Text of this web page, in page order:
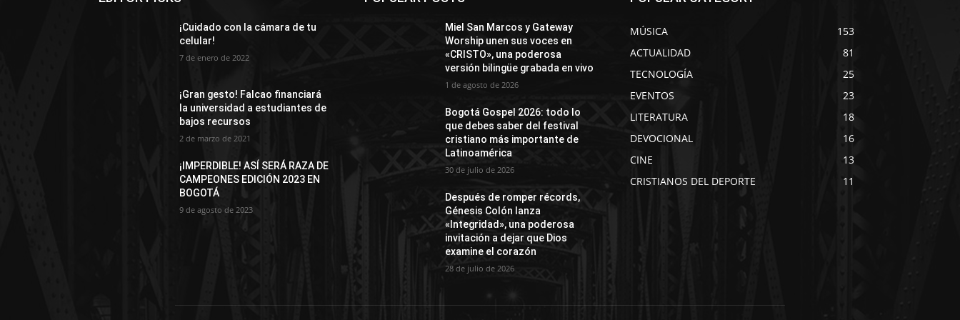
¡Cuidado con la cámara de tu
celular!
7 de enero de 2022
¡Gran gesto! Falcao financiará
la universidad a estudiantes de
bajos recursos
2 de marzo de 2021
¡IMPERDIBLE! ASÍ SERÁ RAZA DE
CAMPEONES EDICIÓN 2023 EN
BOGOTÁ
9 de agosto de 2023
Miel San Marcos y Gateway
Worship unen sus voces en
«CRISTO», una poderosa
versión bilingüe grabada en vivo
1 de agosto de 2026
Bogotá Gospel 2026: todo lo
que debes saber del festival
cristiano más importante de
Latinoamérica
30 de julio de 2026
Después de romper récords,
Génesis Colón lanza
«Integridad», una poderosa
invitación a dejar que Dios
examine el corazón
28 de julio de 2026
MÚSICA
153
ACTUALIDAD
81
TECNOLOGÍA
25
EVENTOS
23
LITERATURA
18
DEVOCIONAL
16
CINE
13
CRISTIANOS DEL DEPORTE
11